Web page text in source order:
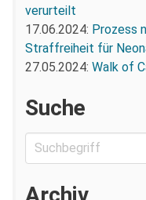
verurteilt
17.06.2024: Prozess
Straffreiheit für
27.05.2024: Walk of
Suche